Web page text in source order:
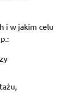
i w jakim celu